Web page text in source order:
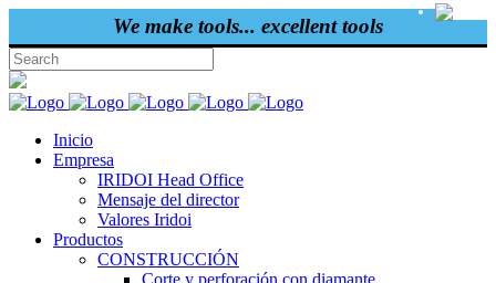
We make tools... excellent tools
Inicio
Empresa
IRIDOI Head Office
Mensaje del director
Valores Iridoi
Productos
CONSTRUCCIÓN
Corte y perforación con diamante